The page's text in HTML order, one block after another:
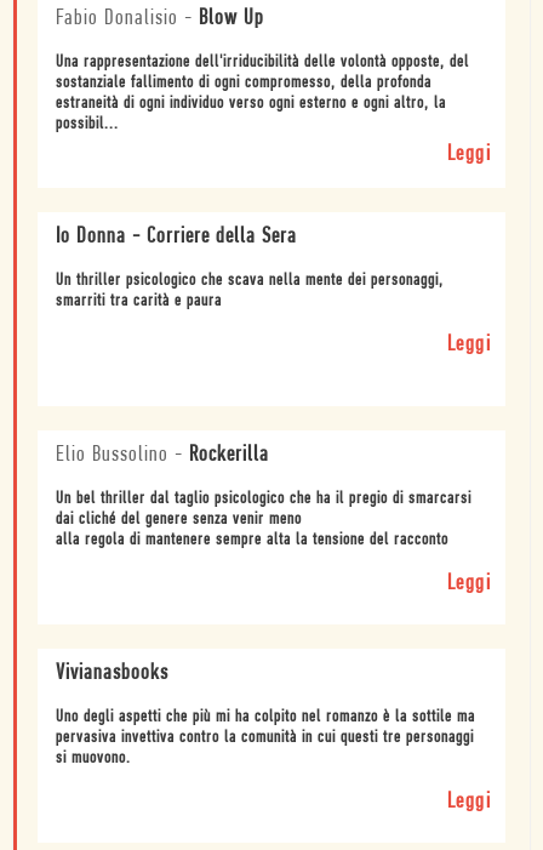
Fabio Donalisio - Blow Up
Una rappresentazione dell'irriducibilità delle volontà opposte, del
sostanziale fallimento di ogni compromesso, della profonda
estraneità di ogni individuo verso ogni esterno e ogni altro, la
possibil...
Leggi
Io Donna - Corriere della Sera
Un thriller psicologico che scava nella mente dei personaggi,
smarriti tra carità e paura
Leggi
Elio Bussolino - Rockerilla
Un bel thriller dal taglio psicologico che ha il pregio di smarcarsi
dai cliché del genere senza venir meno
alla regola di mantenere sempre alta la tensione del racconto
Leggi
Vivianasbooks
Uno degli aspetti che più mi ha colpito nel romanzo è la sottile ma
pervasiva invettiva contro la comunità in cui questi tre personaggi
si muovono.
Leggi